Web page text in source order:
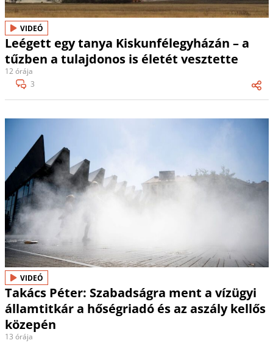
VIDEÓ
Leégett egy tanya Kiskunfélegyházán – a
tűzben a tulajdonos is életét vesztette
12 órája
3
VIDEÓ
Takács Péter: Szabadságra ment a vízügyi
államtitkár a hőségriadó és az aszály kellős
közepén
13 órája